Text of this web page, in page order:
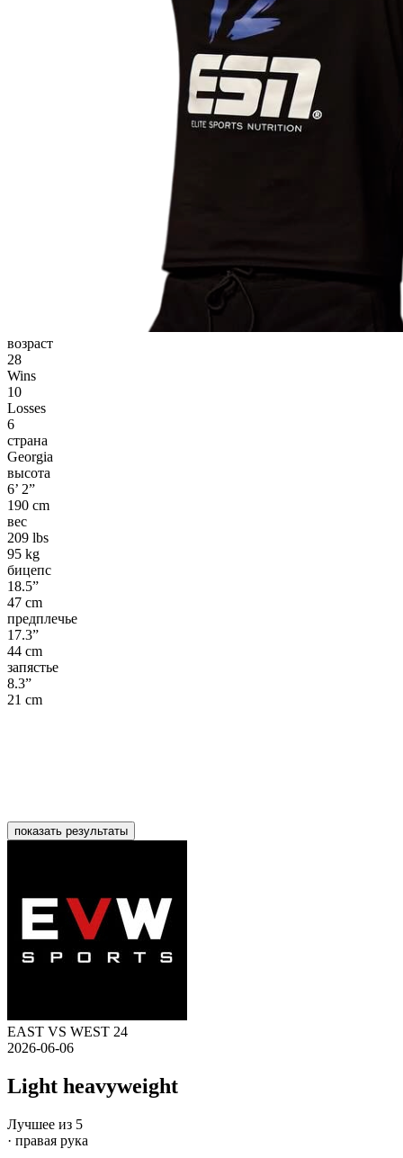
возраст
28
Wins
10
Losses
6
страна
Georgia
высота
6’ 2”
190 cm
вес
209 lbs
95 kg
бицепс
18.5”
47 cm
предплечье
17.3”
44 cm
запястье
8.3”
21 cm
показать результаты
EAST VS WEST 24
2026-06-06
Light heavyweight
Лучшее из 5
· правая рука